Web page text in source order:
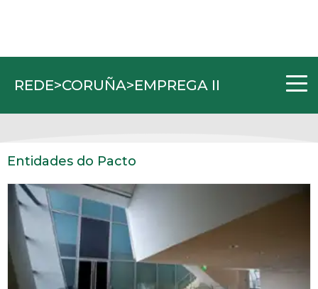
REDE>CORUÑA>EMPREGA II
Entidades do Pacto